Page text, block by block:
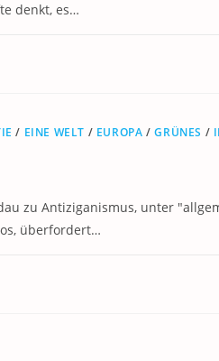
denkt, es…
/ EINE WELT / EUROPA /GRÜNES /
zu Antiziganismus, unter
überfordert…